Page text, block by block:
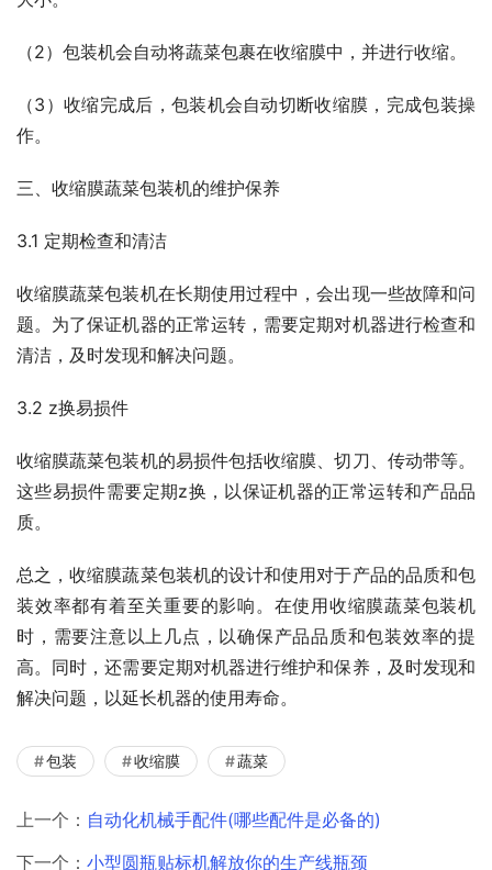
（2）包装机会自动将蔬菜包裹在收缩膜中，并进行收缩。
（3）收缩完成后，包装机会自动切断收缩膜，完成包装操
作。
三、收缩膜蔬菜包装机的维护保养
3.1 定期检查和清洁
收缩膜蔬菜包装机在长期使用过程中，会出现一些故障和问
题。为了保证机器的正常运转，需要定期对机器进行检查和
清洁，及时发现和解决问题。
3.2 z换易损件
收缩膜蔬菜包装机的易损件包括收缩膜、切刀、传动带等。
这些易损件需要定期z换，以保证机器的正常运转和产品品
质。
总之，收缩膜蔬菜包装机的设计和使用对于产品的品质和包
装效率都有着至关重要的影响。在使用收缩膜蔬菜包装机
时，需要注意以上几点，以确保产品品质和包装效率的提
高。同时，还需要定期对机器进行维护和保养，及时发现和
解决问题，以延长机器的使用寿命。
包装 收缩膜 蔬菜
上一个： 自动化机械手配件(哪些配件是必备的)
下一个： 小型圆瓶贴标机解放你的生产线瓶颈